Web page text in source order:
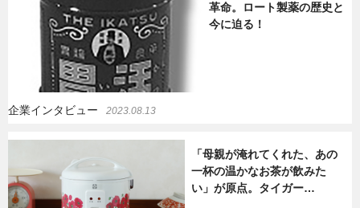
革命。ロート製薬の歴史と
今に迫る！
企業インタビュー 2023.08.13
「母親が淹れてくれた、あの
一杯の温かなお茶が飲みた
い」が原点。タイガー…